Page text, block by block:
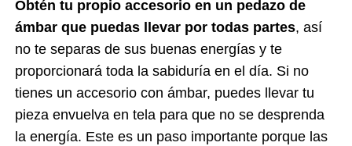
Obtén tu propio accesorio en un pedazo de
ámbar que puedas llevar por todas partes, así
no te separas de sus buenas energías y te
proporcionará toda la sabiduría en el día. Si no
tienes un accesorio con ámbar, puedes llevar tu
pieza envuelva en tela para que no se desprenda
la energía. Este es un paso importante porque las